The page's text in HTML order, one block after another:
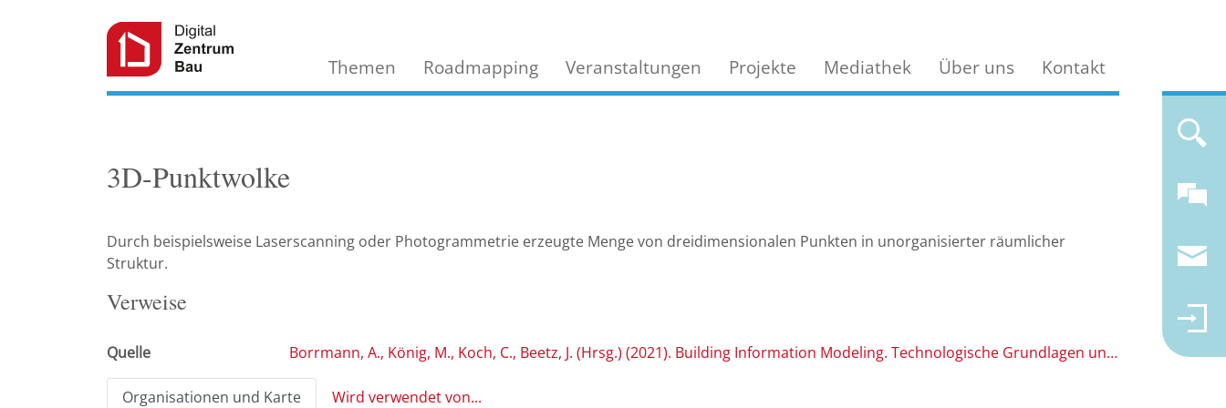
Themen Roadmapping Veranstaltungen Projekte Mediathek Über uns Kontakt
3D-Punktwolke
Durch beispielsweise Laserscanning oder Photogrammetrie erzeugte Menge von dreidimensionalen Punkten in unorganisierter räumlicher
Struktur.
Verweise
Quelle Borrmann, A., König, M., Koch, C., Beetz, J. (Hrsg.) (2021). Building Information Modeling. Technologische Grundlagen und industrielle Praxis. URL: https://link.springer.com/book/10.1007/978-3-658-33361-4
Organisationen und Karte Wird verwendet von...